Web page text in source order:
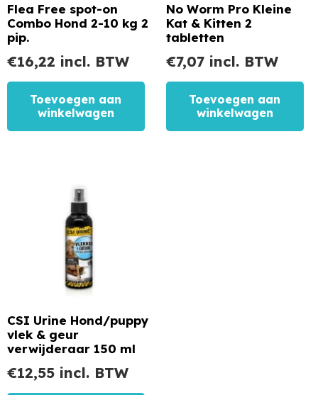
Flea Free spot-on
Combo Hond 2-10 kg 2
pip.
€16,22 incl. BTW
Toevoegen aan
winkelwagen
No Worm Pro Kleine
Kat & Kitten 2
tabletten
€7,07 incl. BTW
Toevoegen aan
winkelwagen
CSI Urine Hond/puppy
vlek & geur
verwijderaar 150 ml
€12,55 incl. BTW